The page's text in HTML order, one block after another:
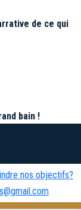
de ce qui
bain !
nos objectifs?